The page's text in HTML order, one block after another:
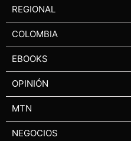
REGIONAL
COLOMBIA
EBOOKS
OPINIÓN
MTN
NEGOCIOS